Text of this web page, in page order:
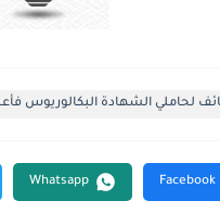
لحاملي الشهادة البكالوريوس